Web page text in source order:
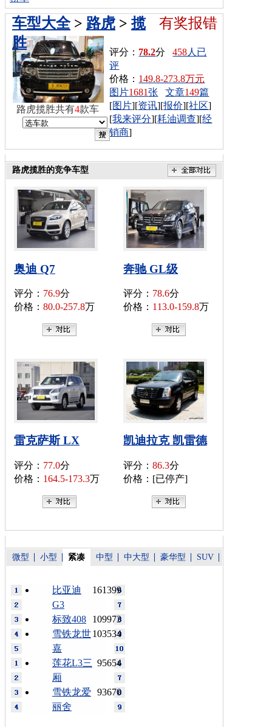
有奖报错
车型大全> 路虎 >揽
胜
评分： 78.2分458人已
评
价格： 149.8-273.8万元
图片1681张 文章149篇
[图片][资讯][报价][社区]
[我来评分][耗油调查][经
销商]
路虎揽胜共有4款车
路虎揽胜的竞争车型
奥迪 Q7
评分： 76.9分
价格： 80.0-257.8万
奔驰 GL级
评分： 78.6分
价格： 113.0-159.8万
雷克萨斯 LX
评分： 77.0分
价格： 164.5-173.3万
凯迪拉克 凯雷德
评分： 86.3分
价格：[已停产]
微型 小型 紧凑 中型 中大型 豪华型 SUV
161399
比亚迪
G3
109973
标致408
103534
雪铁龙世
嘉
95654
莲花L3三
厢
93670
雪铁龙爱
丽舍